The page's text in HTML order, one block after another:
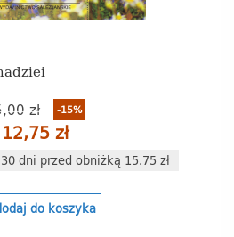
zł -15%
12,75 zł
dni przed obniżką 15.75 zł
do koszyka